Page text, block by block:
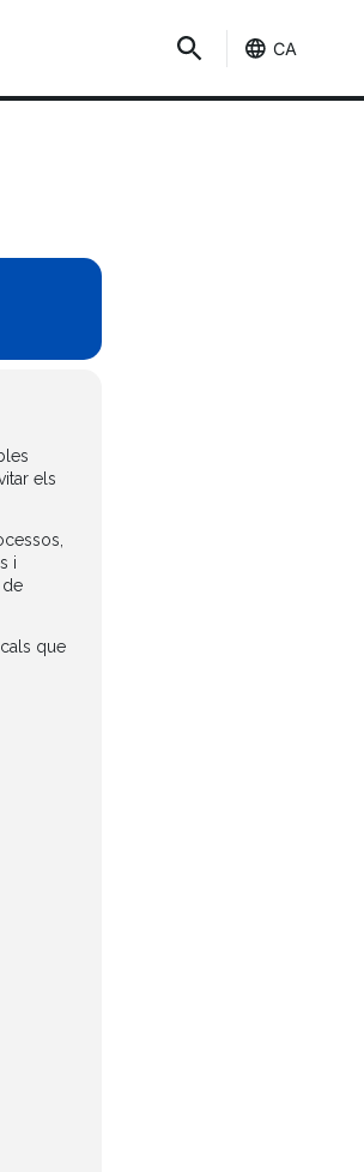
CA
els
i
de
que